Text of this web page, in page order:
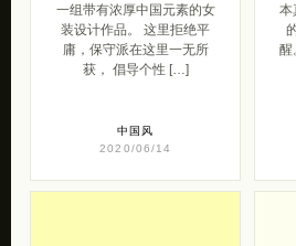
一组带有浓厚中国元素的女
装设计作品。 这里拒绝平
庸，保守派在这里一无所
获， 倡导个性 […]
中国风
2020/06/14
本
醒